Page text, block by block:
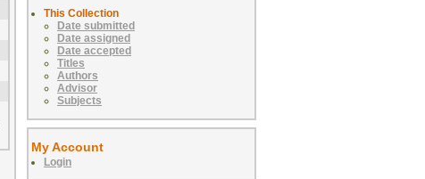
This Collection
Date submitted
Date assigned
Date accepted
Titles
Authors
Advisor
Subjects
My Account
Login